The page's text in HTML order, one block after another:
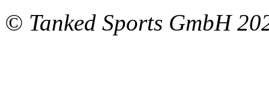
© Tanked Sports GmbH